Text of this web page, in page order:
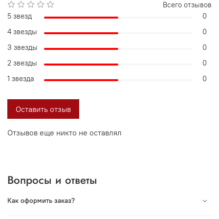
Отзывов еще никто не оставлял
Всего отзывов
5 звезд
0
4 звезды
0
3 звезды
0
2 звезды
0
1 звезда
0
Оставить отзыв
Вопросы и ответы
Как оформить заказ?